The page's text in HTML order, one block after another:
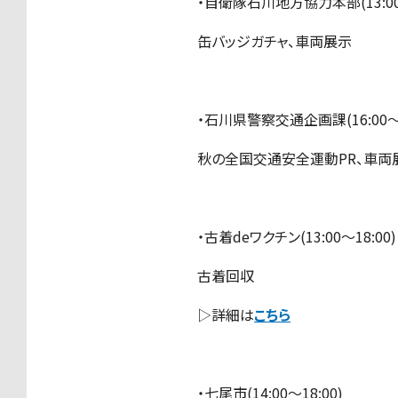
缶バッジガチャ、車両展示
・石川県警察交通企画課(16:00
秋の全国交通安全運動PR、車両
・古着deワクチン(13:00〜18:00)
古着回収
▷詳細はこちら
・七尾市(14:00〜18:00)